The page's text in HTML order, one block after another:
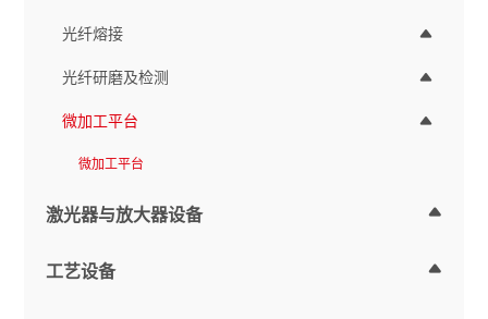
光纤熔接
光纤研磨及检测
微加工平台
微加工平台
激光器与放大器设备
工艺设备